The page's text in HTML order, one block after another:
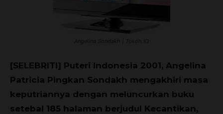
[SELEBRITI] Puteri Indonesia 2001, Angelina
Patricia Pingkan Sondakh mengakhiri masa
keputriannya dengan meluncurkan buku
setebal 185 halaman berjudul Kecantikan,